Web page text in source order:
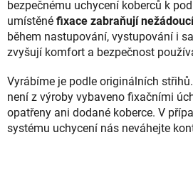
bezpečnému uchycení koberců k
umístěné fixace zabraňují
během nastupování, vystupování i
zvyšují komfort a bezpečnost
Vyrábíme je podle originálních
není z výroby vybaveno fixačními
opatřeny ani dodané koberce. V
systému uchycení nás neváhejte